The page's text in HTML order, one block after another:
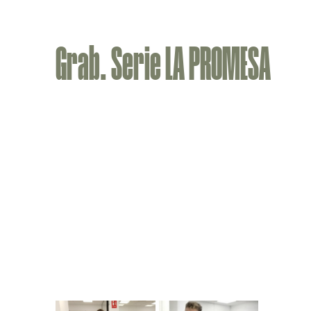
Grab. Serie LA PROMESA